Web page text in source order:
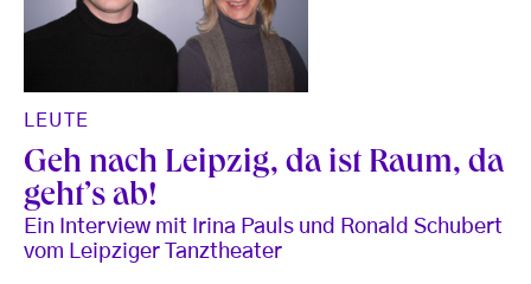
LEUTE
Geh nach Leipzig, da ist Raum, da
geht’s ab!
Ein Interview mit Irina Pauls und Ronald Schubert
vom Leipziger Tanztheater